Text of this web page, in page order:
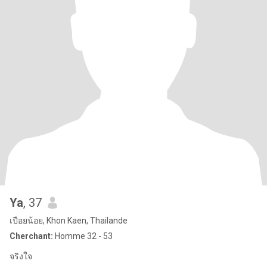
Ya, 37
เปือยน้อย, Khon Kaen, Thailande
Cherchant: Homme 32 - 53
จริงใจ